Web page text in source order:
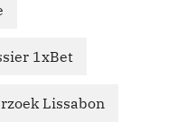
1xBet
Lissabon